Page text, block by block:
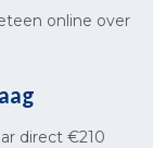
online over
direct €210